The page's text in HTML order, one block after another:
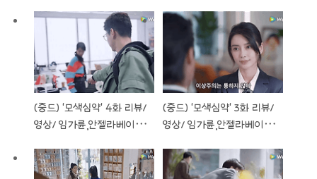
(중드) ‘모색심약‘ 4화 리뷰/
영상/ 임가륜,안젤라베이비
(중드) ‘모색심약‘ 3화 리뷰/
영상/ 임가륜,안젤라베이비